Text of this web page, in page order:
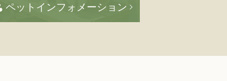
ペットインフォメーション